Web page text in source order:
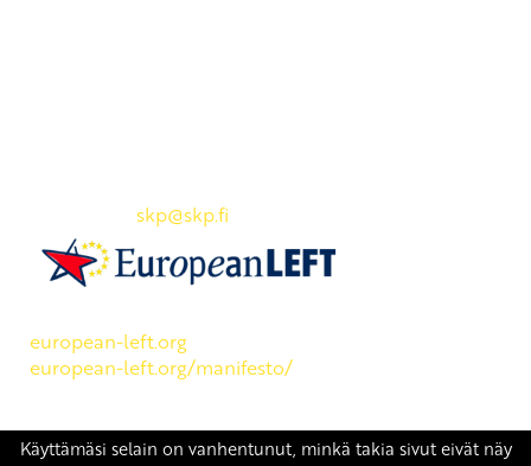
skp@skp.fi
european-left.org
european-left.org/manifesto/